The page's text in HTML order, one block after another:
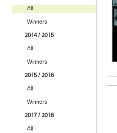
All
Winners
2014 / 2015
All
Winners
2015 / 2016
All
Winners
2017 / 2018
All